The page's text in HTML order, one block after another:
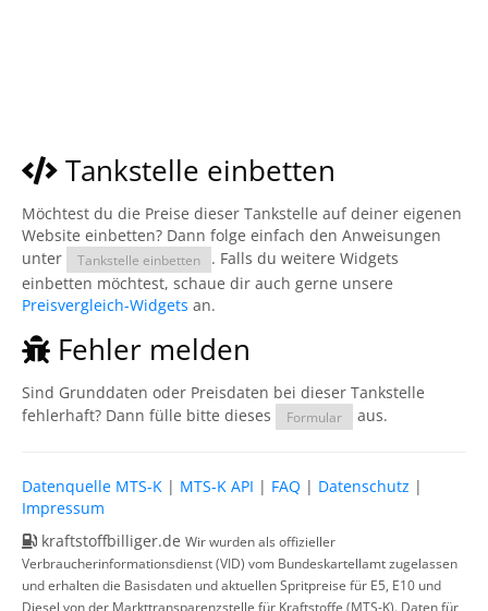
Tankstelle einbetten
Möchtest du die Preise dieser Tankstelle auf deiner eigenen
Website einbetten? Dann folge einfach den Anweisungen
unter
Tankstelle einbetten
. Falls du weitere Widgets
einbetten möchtest, schaue dir auch gerne unsere
Preisvergleich-Widgets an.
Fehler melden
Sind Grunddaten oder Preisdaten bei dieser Tankstelle
fehlerhaft? Dann fülle bitte dieses
Formular aus.
Datenquelle MTS-K | MTS-K API | FAQ | Datenschutz |
Impressum
kraftstoffbilliger.de Wir wurden als offizieller
Verbraucherinformationsdienst (VID) vom Bundeskartellamt zugelassen
und erhalten die Basisdaten und aktuellen Spritpreise für E5, E10 und
Diesel von der Markttransparenzstelle für Kraftstoffe (MTS-K). Daten für